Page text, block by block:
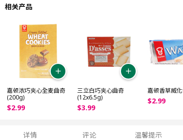
相关产品
嘉顿浓巧夹心全麦曲奇
(200g)
$2.99
三立白巧夹心曲奇
(12x6.5g)
$3.99
嘉顿香草威化
$2.99
详情 评论 温馨提示